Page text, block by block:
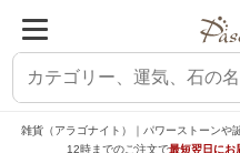
雑貨（アラゴナイト）｜パワーストーンや
12時までのご注文で最短翌日にお